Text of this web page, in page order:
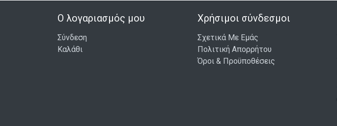
Ο λογαριασμός μου
Σύνδεση
Καλάθι
Χρήσιμοι σύνδεσμοι
Σχετικά Με Εμάς
Πολιτική Απορρήτου
Όροι & Προϋποθέσεις